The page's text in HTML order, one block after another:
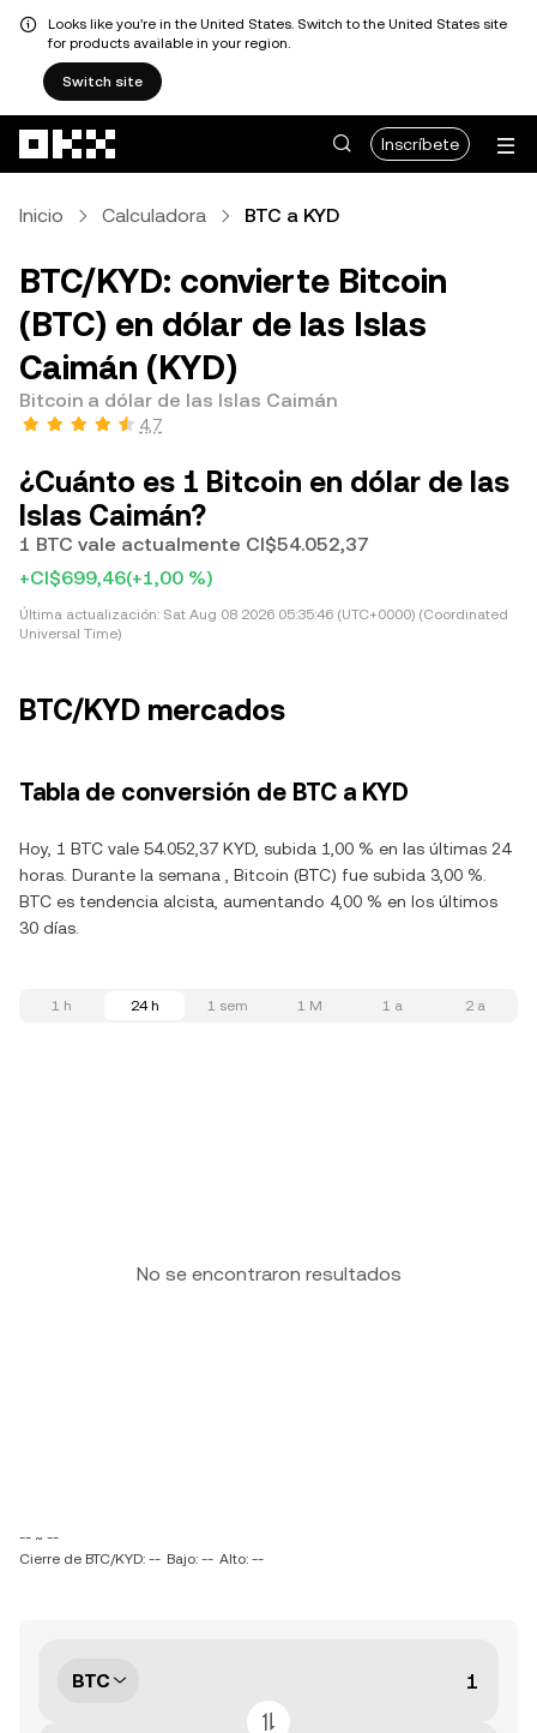
Looks like you're in the United States. Switch to the United States site
for products available in your region.
Switch site
Inscríbete
Inicio Calculadora BTC a KYD
BTC/KYD: convierte Bitcoin
(BTC) en dólar de las Islas
Caimán (KYD)
Bitcoin a dólar de las Islas Caimán
4,7
¿Cuánto es 1 Bitcoin en dólar de las
Islas Caimán?
1 BTC vale actualmente CI$54.052,37
+CI$699,46(+1,00 %)
Última actualización: Sat Aug 08 2026 05:35:46 (UTC+0000) (Coordinated
Universal Time)
BTC/KYD mercados
Tabla de conversión de BTC a KYD
Hoy, 1 BTC vale 54.052,37 KYD, subida 1,00 % en las últimas 24
horas. Durante la semana , Bitcoin (BTC) fue subida 3,00 %.
BTC es tendencia alcista, aumentando 4,00 % en los últimos
30 días.
1 h 24 h 1 sem 1 M 1 a 2 a
No se encontraron resultados
-- ~ --
Cierre de BTC/KYD: -- Bajo: -- Alto: --
BTC